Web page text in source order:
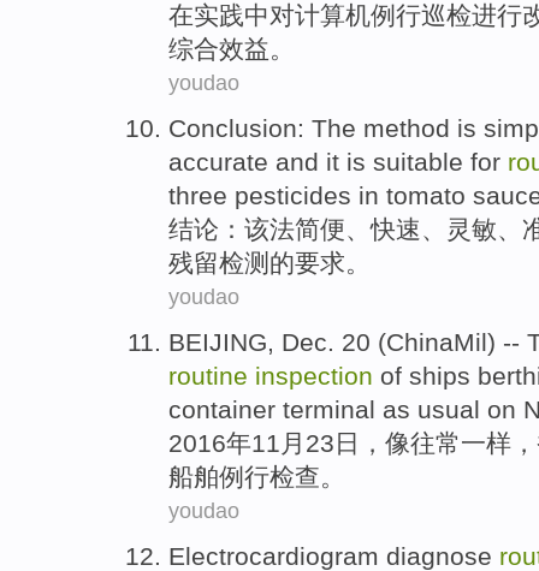
在实践中对计算机例行巡检进行
综合效益。
youdao
Conclusion: The method is
accurate and it is suitable for
three pesticides in tomato
结论 ： 该法简便、快速、 灵敏、
残留检测 的要求。
youdao
BEIJING, Dec. 20 (ChinaMil) --
routine inspection of ships
container terminal as usual on
2016年11月 23日 ， 像往常一样 ，
船舶例行检查。
youdao
Electrocardiogram diagnose